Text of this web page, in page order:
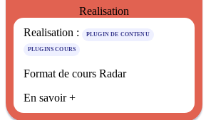
Realisation
Realisation :
PLUGIN DE CONTENU
PLUGINS COURS
Format de cours Radar
En savoir +